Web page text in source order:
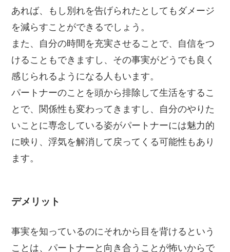
あれば、もし別れを告げられたとしてもダメージ
を減らすことができるでしょう。
また、自分の時間を充実させることで、自信をつ
けることもできますし、その事実がどうでも良く
感じられるようになる人もいます。
パートナーのことを頭から排除して生活をするこ
とで、関係性も変わってきますし、自分のやりた
いことに専念している姿がパートナーには魅力的
に映り、浮気を解消して戻ってくる可能性もあり
ます。
デメリット
事実を知っているのにそれから目を背けるという
ことは、パートナーと向き合うことが怖いからで